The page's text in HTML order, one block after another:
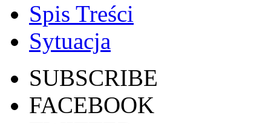
Spis Treści
Sytuacja
SUBSCRIBE
FACEBOOK